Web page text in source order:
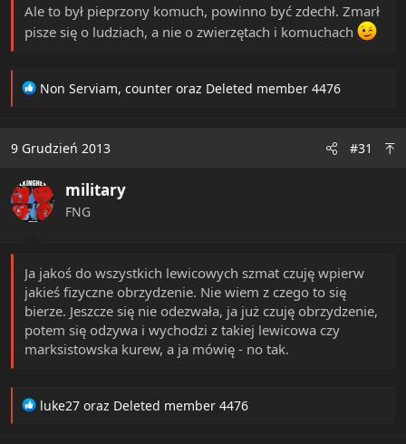
Ale to był pieprzony komuch, powinno być zdechł. Zmarł
pisze się o ludziach, a nie o zwierzętach i komuchach
R
t
o
n
s
Non Serviam, counter oraz Deleted member 4476
9 Grudzień 2013 #31
military
FNG
Ja jakoś do wszystkich lewicowych szmat czuję wpierw
jakieś fizyczne obrzydzenie. Nie wiem z czego to się
bierze. Jeszcze się nie odezwała, ja już czuję obrzydzenie,
potem się odzywa i wychodzi z takiej lewicowa czy
marksistowska kurew, a ja mówię - no tak.
R
luke27 oraz Deleted member 4476